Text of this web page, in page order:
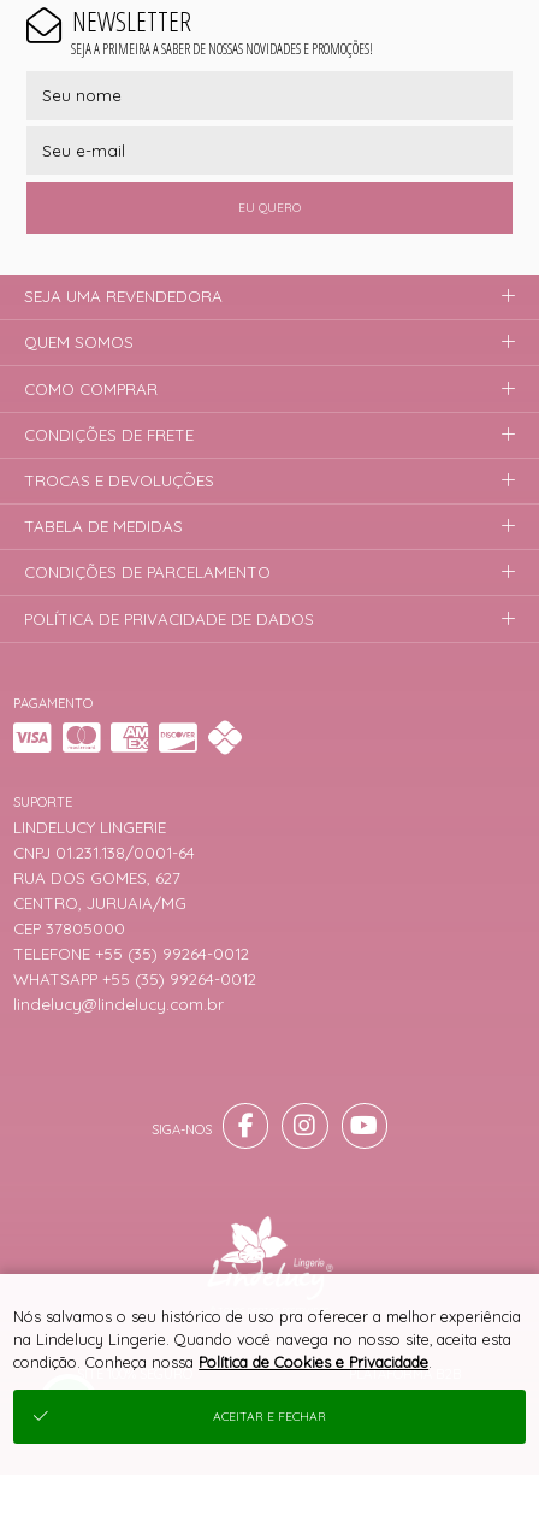
NEWSLETTER
SEJA A PRIMEIRA A SABER DE NOSSAS NOVIDADES E PROMOÇÕES!
EU QUERO
PAGAMENTO
SITE 100% SEGURO PLATAFORMA B2B
SUPORTE
LINDELUCY LINGERIE
CNPJ 01.231.138/0001-64
RUA DOS GOMES, 627
CENTRO, JURUAIA/MG
CEP 37805000
TELEFONE +55 (35) 99264-0012
WHATSAPP +55 (35) 99264-0012
lindelucy@lindelucy.com.br
SEJA UMA REVENDEDORA
QUEM SOMOS
COMO COMPRAR
CONDIÇÕES DE FRETE
TROCAS E DEVOLUÇÕES
TABELA DE MEDIDAS
CONDIÇÕES DE PARCELAMENTO
POLÍTICA DE PRIVACIDADE DE DADOS
® TODOS DIREITOS RESERVADOS
Nós salvamos o seu histórico de uso pra oferecer a melhor experiência
na Lindelucy Lingerie. Quando você navega no nosso site, aceita esta
condição. Conheça nossa Política de Cookies e Privacidade
ACEITAR E FECHAR